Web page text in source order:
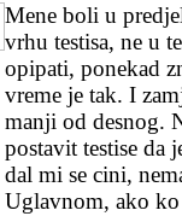
Mene boli u
vrhu testisa, ne u
opipati, ponekad
vreme je tak. I
manji od desnog.
postavit testise da
dal mi se cini,
Uglavnom, ako